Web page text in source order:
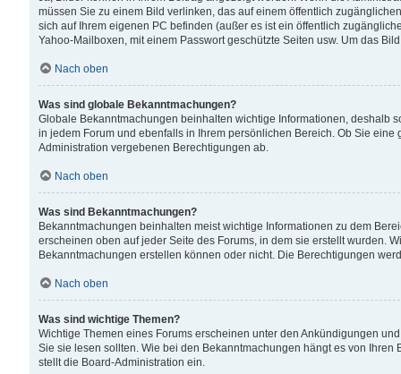
müssen Sie zu einem Bild verlinken, das auf einem öffentlich
sich auf Ihrem eigenen PC befinden (außer es ist ein öffentlich
Yahoo-Mailboxen, mit einem Passwort geschützte Seiten usw. Um das
Nach oben
Was sind globale Bekanntmachungen?
Globale Bekanntmachungen beinhalten wichtige Informationen, deshalb
in jedem Forum und ebenfalls in Ihrem persönlichen Bereich. Ob Sie
Administration vergebenen Berechtigungen ab.
Nach oben
Was sind Bekanntmachungen?
Bekanntmachungen beinhalten meist wichtige Informationen zu dem
erscheinen oben auf jeder Seite des Forums, in dem sie erstellt wurden.
Bekanntmachungen erstellen können oder nicht. Die Berechtigungen
Nach oben
Was sind wichtige Themen?
Wichtige Themen eines Forums erscheinen unter den Ankündigungen
Sie sie lesen sollten. Wie bei den Bekanntmachungen hängt es von
stellt die Board-Administration ein.